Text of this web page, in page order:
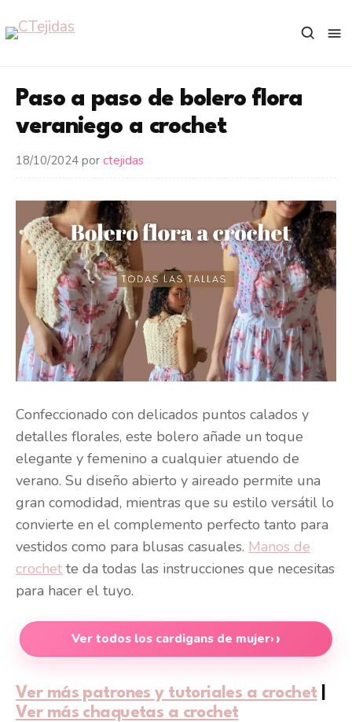
al
Paso a paso de bolero flora
veraniego a crochet
18/10/2024 por ctejidas
Confeccionado con delicados puntos calados y
detalles florales, este bolero añade un toque
elegante y femenino a cualquier atuendo de
verano. Su diseño abierto y aireado permite una
gran comodidad, mientras que su estilo versátil lo
convierte en el complemento perfecto tanto para
vestidos como para blusas casuales. Manos de
crochet te da todas las instrucciones que necesitas
para hacer el tuyo.
Ver todos los cardigans de mujer›
Ver más patrones y tutoriales a crochet|
Ver más chaquetas a crochet